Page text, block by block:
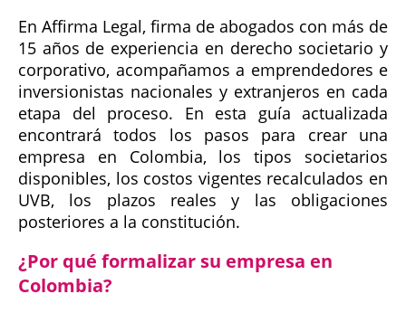
En Affirma Legal, firma de abogados con más de
15 años de experiencia en derecho societario y
corporativo, acompañamos a emprendedores e
inversionistas nacionales y extranjeros en cada
etapa del proceso. En esta guía actualizada
encontrará todos los pasos para crear una
empresa en Colombia, los tipos societarios
disponibles, los costos vigentes recalculados en
UVB, los plazos reales y las obligaciones
posteriores a la constitución.
¿Por qué formalizar su empresa en
Colombia?